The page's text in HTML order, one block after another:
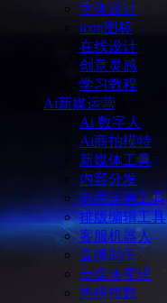
字体设计
icon图标
在线设计
创意灵感
学习教程
Ai新媒运营
Ai 数字人
Ai商拍模特
新媒体工具
内容分发
电商运营工具
排版编辑工具
客服机器人
直播助手
自媒体变现
热榜指数